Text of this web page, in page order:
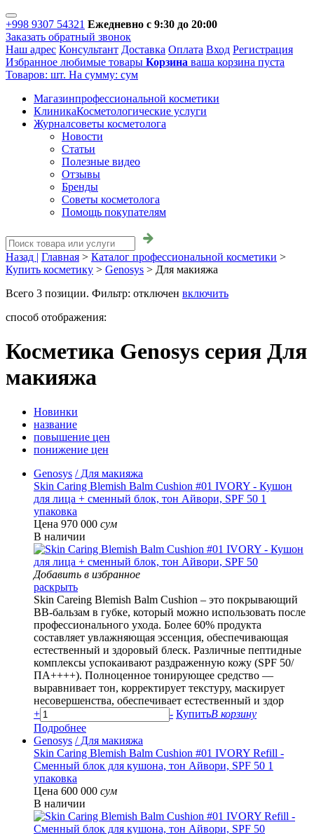
+998 9307 54321 Ежедневно с 9:30 до 20:00
Заказать обратный звонок
Наш адрес Консультант Доставка Оплата Вход Регистрация
Избранное любимые товары Корзина ваша корзина пуста
Товаров: шт. На сумму: сум
Магазинпрофессиональной косметики
КлиникаКосметологические услуги
Журналсоветы косметолога
Новости
Статьи
Полезные видео
Отзывы
Бренды
Советы косметолога
Помощь покупателям
Назад | Главная > Каталог профессиональной косметики >
Купить косметику > Genosys > Для макияжа
Всего 3 позиции. Фильтр: отключен включить
способ отображения:
Косметика Genosys серия Для
макияжа
Новинки
название
повышение цен
понижение цен
Genosys / Для макияжа
Skin Caring Blemish Balm Cushion #01 IVORY - Кушон
для лица + сменный блок, тон Айвори, SPF 50 1
упаковка
Цена 970 000 сум
В наличии
Добавить в избранное
раскрыть
Skin Careing Blemish Balm Cushion – это покрывающий
BB-бальзам в губке, который можно использовать после
профессионального ухода. Более 60% продукта
составляет увлажняющая эссенция, обеспечивающая
естественный и здоровый блеск. Различные пептидные
комплексы успокаивают раздраженную кожу (SPF 50/
ПА++++). Полноценное тонирующее средство —
выравнивает тон, корректирует текстуру, маскирует
несовершенства, обеспечивает естественный и здор
+
- КупитьВ корзину
Подробнее
Genosys / Для макияжа
Skin Caring Blemish Balm Cushion #01 IVORY Refill -
Сменный блок для кушона, тон Айвори, SPF 50 1
упаковка
Цена 600 000 сум
В наличии